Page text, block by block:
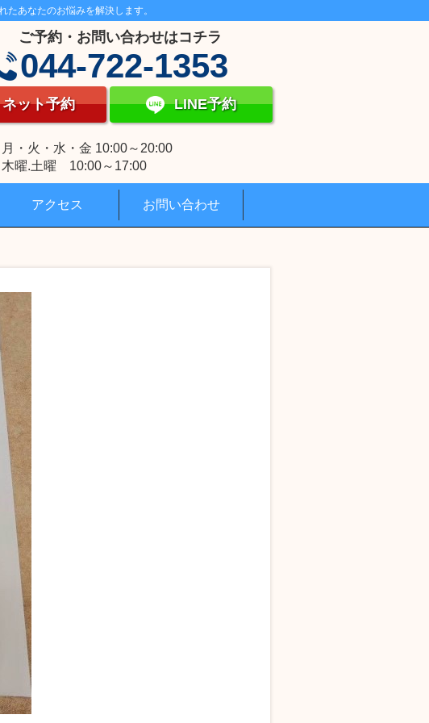
あなたのお悩みを解決します。
ご予約・お問い合わせはコチラ
044-722-1353
ネット予約 LINE予約
月・火・水・金 10:00～20:00
木曜.土曜 10:00～17:00
アクセス お問い合わせ